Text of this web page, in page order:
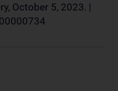
October 5, 2023. |